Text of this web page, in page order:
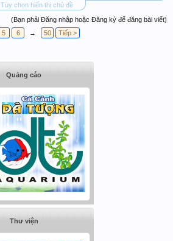
Tùy chọn hiển thị chủ đề
(Bạn phải Đăng nhập hoặc Đăng ký để đăng bài viết)
5 6 → 50 Tiếp >
Quảng cáo
Thư viện